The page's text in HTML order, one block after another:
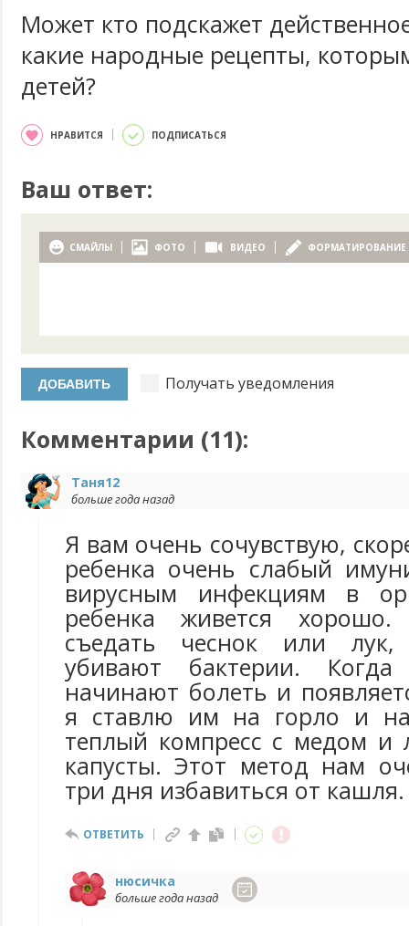
Может кто подскажет
какие народные рецепты,
детей?
НРАВИТСЯ ПОДПИСАТЬСЯ
Ваш ответ:
СМАЙЛЫ ФОТО ВИДЕО ФОРМАТИРОВАНИЕ
Получать уведомления
Комментарии (11):
Таня12
больше года назад
Я вам очень сочувствую,
ребенка очень слабый
вирусным инфекциям в
ребенка живется
съедать чеснок или
убивают бактерии.
начинают болеть и
я ставлю им на горло и
теплый компресс с медом и
капусты. Этот метод нам
три дня избавиться от кашля.
ОТВЕТИТЬ
нюсичка
больше года назад